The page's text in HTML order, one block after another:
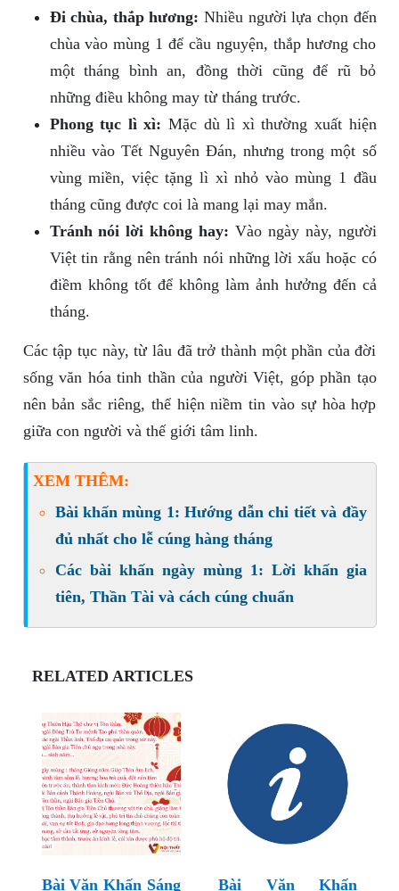
Đi chùa, thắp hương: Nhiều người lựa chọn đến
chùa vào mùng 1 để cầu nguyện, thắp hương cho
một tháng bình an, đồng thời cũng để rũ bỏ
những điều không may từ tháng trước.
Phong tục lì xì: Mặc dù lì xì thường xuất hiện
nhiều vào Tết Nguyên Đán, nhưng trong một số
vùng miền, việc tặng lì xì nhỏ vào mùng 1 đầu
tháng cũng được coi là mang lại may mắn.
Tránh nói lời không hay: Vào ngày này, người
Việt tin rằng nên tránh nói những lời xấu hoặc có
điềm không tốt để không làm ảnh hưởng đến cả
tháng.
Các tập tục này, từ lâu đã trở thành một phần của đời
sống văn hóa tinh thần của người Việt, góp phần tạo
nên bản sắc riêng, thể hiện niềm tin vào sự hòa hợp
giữa con người và thế giới tâm linh.
XEM THÊM:
Bài khấn mùng 1: Hướng dẫn chi tiết và đầy
đủ nhất cho lễ cúng hàng tháng
Các bài khấn ngày mùng 1: Lời khấn gia
tiên, Thần Tài và cách cúng chuẩn
RELATED ARTICLES
Bài Văn Khấn Sáng Bài Văn Khấn